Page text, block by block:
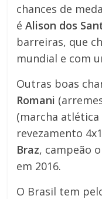
chances de
éAlison dos
barreiras, que
mundial e com
Outras boas
Romani
(marcha atlética
revezamento
Braz, campeão
em 2016.
O Brasil tem